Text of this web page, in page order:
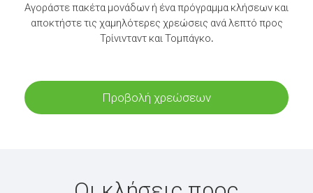
Αγοράστε πακέτα μονάδων ή ένα πρόγραμμα κλήσεων και
αποκτήστε τις χαμηλότερες χρεώσεις ανά λεπτό προς
Τρίνινταντ και Τομπάγκο.
Προβολή χρεώσεων